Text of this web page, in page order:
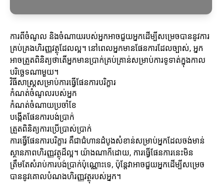
ការពីចំណូល និងចំណាយរបស់អ្នកអាចជួយអ្នកដើម្បីសម្រេចបាននូវការ
គ្រប់គ្រងហិរញ្ញវត្ថុដែលល្អ។ នៅពេលអ្នកមានផែនការដែលច្បាស់, អ្នក
អាចត្រួតពិនិត្យថាតើអ្នកមានប្រាក់គ្រប់គ្រាន់សម្រាប់ការទូទាត់ក្នុងកាល
បរិច្ឆេទណាមួយ។
វិធីសាស្រ្តសម្រាប់ការធ្វើផែនការបរិក្ខារ
កំណត់ចំណូលរបស់អ្នក
កំណត់ចំណាយប្រចាំខែ
បង្កើតផែនការបង់ប្រាក់
ត្រួតពិនិត្យការប្រើប្រាស់ប្រាក់
ការធ្វើផែនការបរិក្ខារ គឺជាជំហានដំបូងសំខាន់សម្រាប់អ្នកដែលចង់មាន់
ស្ថានភាពហិរញ្ញវត្ថុដ៏ល្អ។ យ៉ាងណាក៏ដោយ, ការធ្វើផែនការនេះមិន
ត្រឹមតែសំរាប់ការបង់ប្រាក់ប៉ុណ្ណោះទេ, ប៉ុន្តែវាអាចជួយអ្នកដើម្បីសម្រេច
បាននូវគោលបំណងហិរញ្ញវត្ថុរបស់អ្នក។